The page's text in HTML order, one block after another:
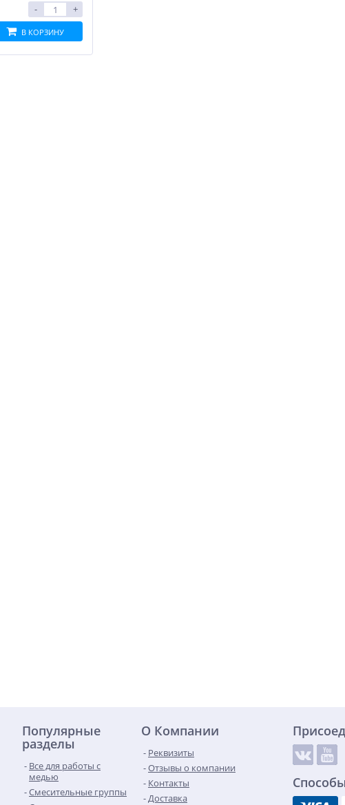
- +
В КОРЗИНУ
Популярные
разделы
Все для работы с
медью
Смесительные группы
О Компании
Реквизиты
Отзывы о компании
Контакты
Доставка